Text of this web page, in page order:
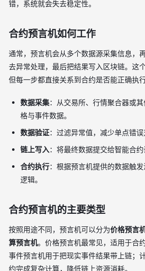
错，系统就会失去稳定性。
合约预言机如何工作
通常，预言机会从多个数据源采集信息，
去异常处理，最后把结果写入区块链。这
但每一步都直接关系到合约是否能正确执行
数据采集：从交易所、行情聚合器或
格与事件数据。
数据验证：过滤异常值，减少单点错误
链上写入：将最终数据提交给智能合约
合约执行：根据预言机提供的数据触
逻辑。
合约预言机的主要类型
按照用途不同，预言机可以分为价格预言
算预言机。价格预言机最常见，适用于合
事件预言机用于把现实事件结果带上链；
约完成复杂计算，降低链上资源消耗。